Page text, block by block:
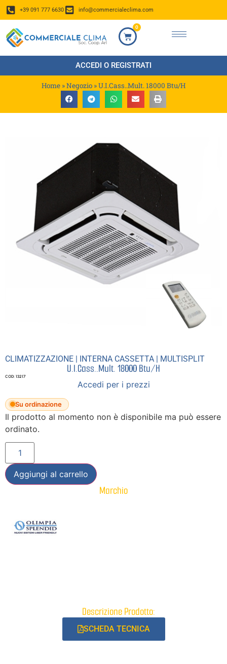
+39 091 777 6630 info@commercialeclima.com
0
ACCEDI O REGISTRATI
Home »Negozio »U.I.Cass..Mult. 18000 Btu/H
CLIMATIZZAZIONE | INTERNA CASSETTA | MULTISPLIT
U.I.Cass..Mult. 18000 Btu/H
COD: 13217
Accedi per i prezzi
Su ordinazione
Il prodotto al momento non è disponibile ma può essere
ordinato.
Aggiungi al carrello
Marchio
Descrizione Prodotto:
SCHEDA TECNICA